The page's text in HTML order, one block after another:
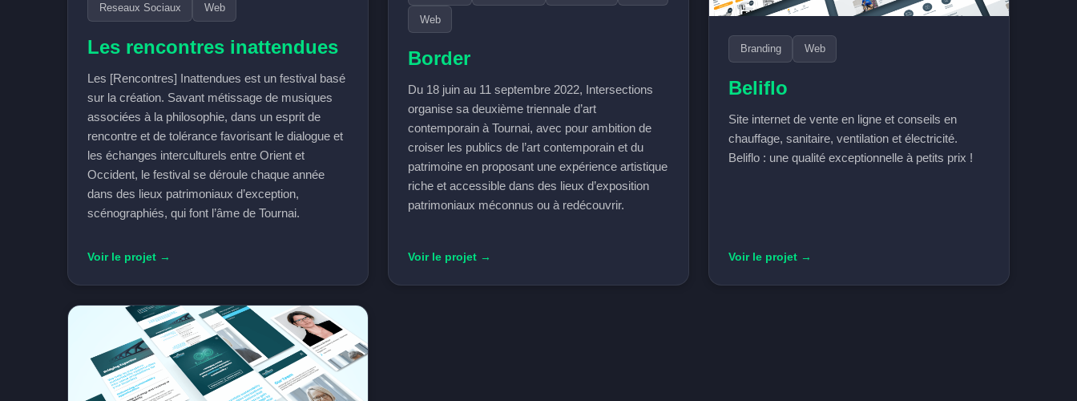
Reseaux Sociaux Web
Les rencontres inattendues
Les [Rencontres] Inattendues est un festival basé
sur la création. Savant métissage de musiques
associées à la philosophie, dans un esprit de
rencontre et de tolérance favorisant le dialogue et
les échanges interculturels entre Orient et
Occident, le festival se déroule chaque année
dans des lieux patrimoniaux d’exception,
scénographiés, qui font l’âme de Tournai.
Voir le projet →
Web
Border
Du 18 juin au 11 septembre 2022, Intersections
organise sa deuxième triennale d’art
contemporain à Tournai, avec pour ambition de
croiser les publics de l’art contemporain et du
patrimoine en proposant une expérience artistique
riche et accessible dans des lieux d’exposition
patrimoniaux méconnus ou à redécouvrir.
Voir le projet →
Branding Web
Beliflo
Site internet de vente en ligne et conseils en
chauffage, sanitaire, ventilation et électricité.
Beliflo : une qualité exceptionnelle à petits prix !
Voir le projet →